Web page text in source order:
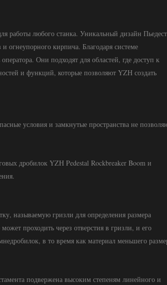
работы любого станка. Уникальный дизайн
огнеупорного кирпича. Благодаря системе
Они подходят для областей, где доступ к
и функций, которые позволяют YZH создать
условия и замкнутые пространства не
дробилок YZH Pedestal Rockbreaker Boom и
называемую гризли для определения размера
проходить через отверстия в гризли, и его
в то время как материал меньшего
подвержена высоким степеням линейного и